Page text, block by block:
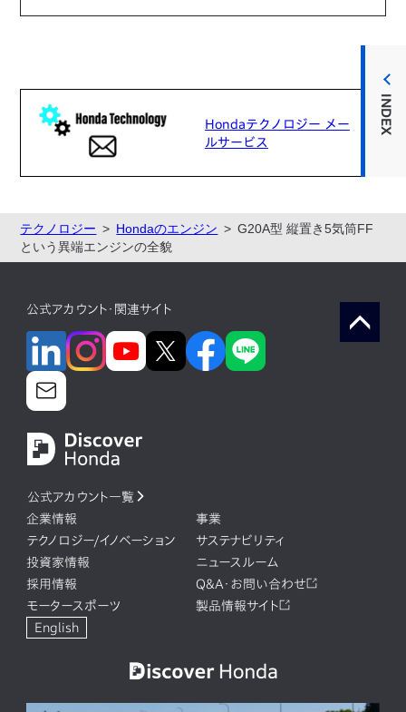
INDEX
Hondaテクノロジー メー
ルサービス
テクノロジー Hondaのエンジン
G20A型 縦置き5気筒FF
という異端エンジンの全貌
公式アカウント・関連サイト
公式アカウント一覧
企業情報
事業
テクノロジー/イノベーション
サステナビリティ
投資家情報
ニュースルーム
採用情報
Q&A・お問い合わせ
モータースポーツ
製品情報サイト
English